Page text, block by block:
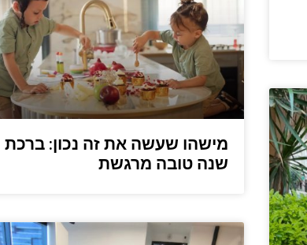
מישהו שעשה את זה נכון: ברכת
שנה טובה מרגשת